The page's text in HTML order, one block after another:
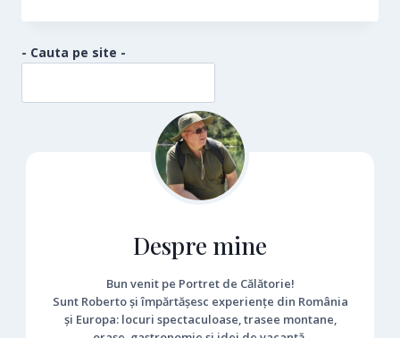
- Cauta pe site -
Despre mine
Bun venit pe Portret de Călătorie!
Sunt Roberto și împărtășesc experiențe din România
și Europa: locuri spectaculoase, trasee montane,